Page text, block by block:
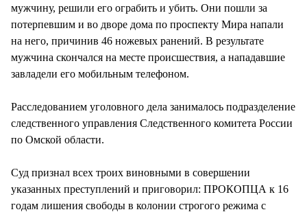
мужчину, решили его ограбить и убить. Они пошли за
потерпевшим и во дворе дома по проспекту Мира напали
на него, причинив 46 ножевых ранений. В результате
мужчина скончался на месте происшествия, а нападавшие
завладели его мобильным телефоном.
Расследованием уголовного дела занималось подразделение
следственного управления Следственного комитета России
по Омской области.
Суд признал всех троих виновными в совершении
указанных преступлений и приговорил: ПРОКОПЦА к 16
годам лишения свободы в колонии строгого режима с